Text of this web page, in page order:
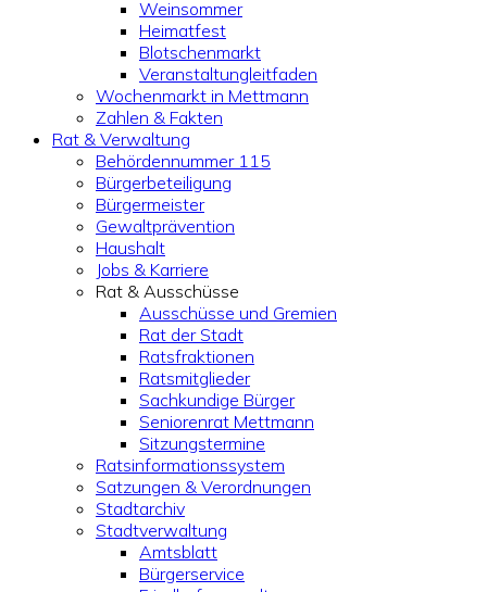
Weinsommer
Heimatfest
Blotschenmarkt
Veranstaltungleitfaden
Wochenmarkt in Mettmann
Zahlen & Fakten
Rat & Verwaltung
Behördennummer 115
Bürgerbeteiligung
Bürgermeister
Gewaltprävention
Haushalt
Jobs & Karriere
Rat & Ausschüsse
Ausschüsse und Gremien
Rat der Stadt
Ratsfraktionen
Ratsmitglieder
Sachkundige Bürger
Seniorenrat Mettmann
Sitzungstermine
Ratsinformationssystem
Satzungen & Verordnungen
Stadtarchiv
Stadtverwaltung
Amtsblatt
Bürgerservice